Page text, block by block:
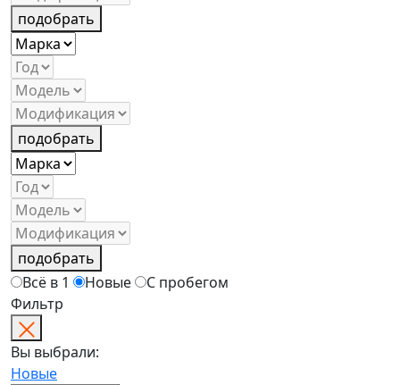
подобрать
подобрать
подобрать
Всё в 1
Новые
С пробегом
Фильтр
Вы выбрали:
Новые